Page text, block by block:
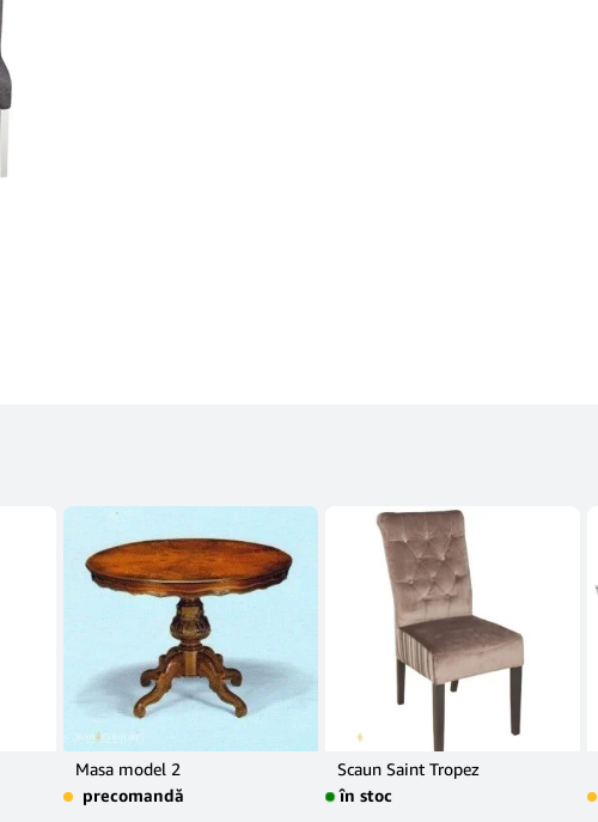
Masa model 2
precomandă
Scaun Saint Tropez
în stoc